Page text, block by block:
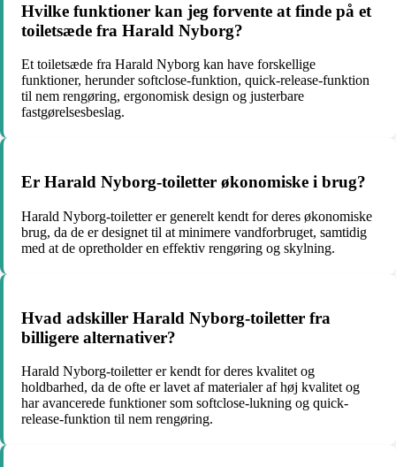
Hvilke funktioner kan jeg forvente at finde på et
toiletsæde fra Harald Nyborg?
Et toiletsæde fra Harald Nyborg kan have forskellige
funktioner, herunder softclose-funktion, quick-release-funktion
til nem rengøring, ergonomisk design og justerbare
fastgørelsesbeslag.
Er Harald Nyborg-toiletter økonomiske i brug?
Harald Nyborg-toiletter er generelt kendt for deres økonomiske
brug, da de er designet til at minimere vandforbruget, samtidig
med at de opretholder en effektiv rengøring og skylning.
Hvad adskiller Harald Nyborg-toiletter fra
billigere alternativer?
Harald Nyborg-toiletter er kendt for deres kvalitet og
holdbarhed, da de ofte er lavet af materialer af høj kvalitet og
har avancerede funktioner som softclose-lukning og quick-
release-funktion til nem rengøring.